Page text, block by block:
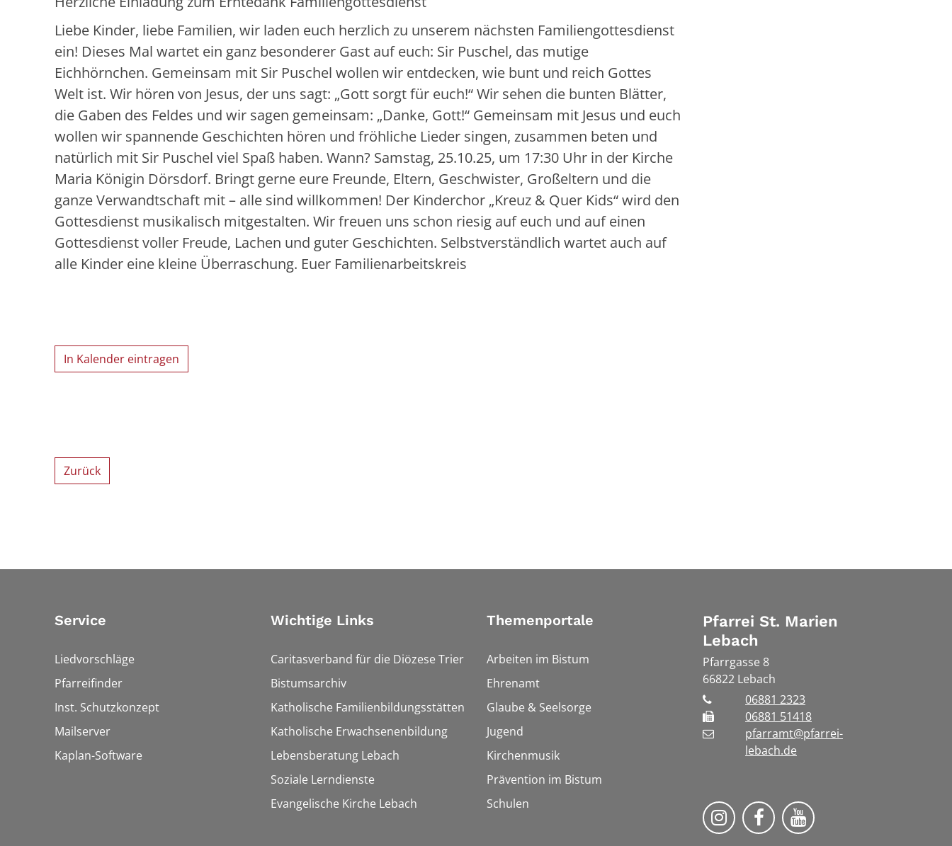
Liebe Kinder, liebe Familien, wir laden euch herzlich zu unserem nächsten Familiengottesdienst
ein! Dieses Mal wartet ein ganz besonderer Gast auf euch: Sir Puschel, das mutige
Eichhörnchen. Gemeinsam mit Sir Puschel wollen wir entdecken, wie bunt und reich Gottes
Welt ist. Wir hören von Jesus, der uns sagt: „Gott sorgt für euch!“ Wir sehen die bunten Blätter,
die Gaben des Feldes und wir sagen gemeinsam: „Danke, Gott!“ Gemeinsam mit Jesus und euch
wollen wir spannende Geschichten hören und fröhliche Lieder singen, zusammen beten und
natürlich mit Sir Puschel viel Spaß haben. Wann? Samstag, 25.10.25, um 17:30 Uhr in der Kirche
Maria Königin Dörsdorf. Bringt gerne eure Freunde, Eltern, Geschwister, Großeltern und die
ganze Verwandtschaft mit – alle sind willkommen! Der Kinderchor „Kreuz & Quer Kids“ wird den
Gottesdienst musikalisch mitgestalten. Wir freuen uns schon riesig auf euch und auf einen
Gottesdienst voller Freude, Lachen und guter Geschichten. Selbstverständlich wartet auch auf
alle Kinder eine kleine Überraschung. Euer Familienarbeitskreis
In Kalender eintragen
Zurück
Service
Liedvorschläge
Pfarreifinder
Inst. Schutzkonzept
Mailserver
Kaplan-Software
Wichtige Links
Caritasverband für die Diözese Trier
Bistumsarchiv
Katholische Familienbildungsstätten
Katholische Erwachsenenbildung
Lebensberatung Lebach
Soziale Lerndienste
Evangelische Kirche Lebach
Themenportale
Arbeiten im Bistum
Ehrenamt
Glaube & Seelsorge
Jugend
Kirchenmusik
Prävention im Bistum
Schulen
Pfarrei St. Marien
Lebach
Pfarrgasse 8
66822 Lebach
06881 2323
06881 51418
pfarramt@pfarrei-
lebach.de
Bistum Trier auf Instragram
Bistum Trier auf Facebook
Bistum Trier auf